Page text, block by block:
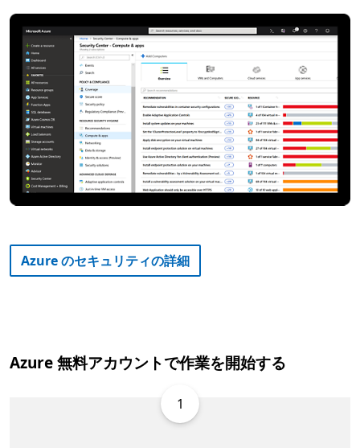
Azure のセキュリティの詳細
Azure 無料アカウントで作業を開始する
1